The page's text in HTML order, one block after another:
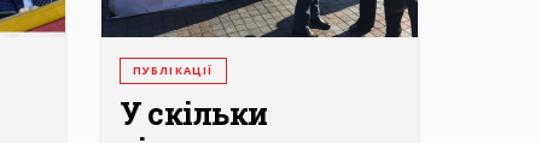
ПУБЛІКАЦІЇ
У скільки